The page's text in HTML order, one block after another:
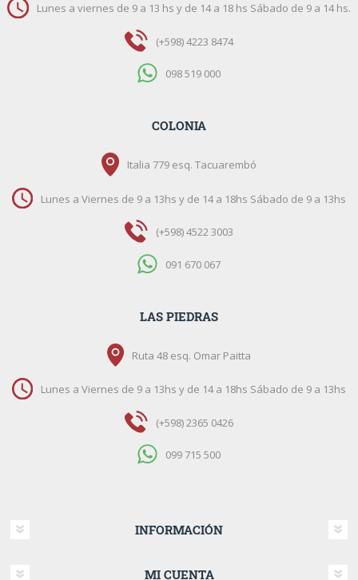
Lunes a viernes de 9 a 13 hs y de 14 a 18 hs Sábado de 9 a 14 hs.
(+598) 4223 8474
098 519 000
COLONIA
Italia 779 esq. Tacuarembó
Lunes a Viernes de 9 a 13hs y de 14 a 18hs Sábado de 9 a 13hs
(+598) 4522 3003
091 670 067
LAS PIEDRAS
Ruta 48 esq. Omar Paitta
Lunes a Viernes de 9 a 13hs y de 14 a 18hs Sábado de 9 a 13hs
(+598) 2365 0426
099 715 500
INFORMACIÓN
MI CUENTA